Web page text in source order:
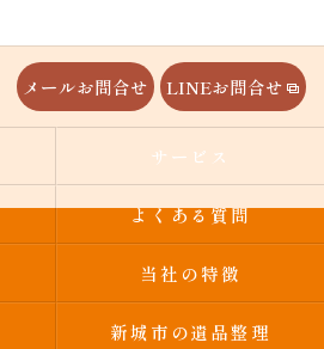
メールお問合せ LINEお問合せ
サービス
よくある質問
当社の特徴
新城市の遺品整理